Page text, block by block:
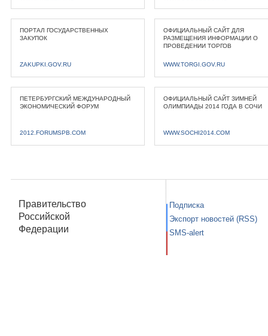
ПОРТАЛ ГОСУДАРСТВЕННЫХ
ЗАКУПОК
ZAKUPKI.GOV.RU
ОФИЦИАЛЬНЫЙ САЙТ ДЛЯ
РАЗМЕЩЕНИЯ ИНФОРМАЦИИ О
ПРОВЕДЕНИИ ТОРГОВ
WWW.TORGI.GOV.RU
ПЕТЕРБУРГСКИЙ МЕЖДУНАРОДНЫЙ
ЭКОНОМИЧЕСКИЙ ФОРУМ
2012.FORUMSPB.COM
ОФИЦИАЛЬНЫЙ САЙТ ЗИМНЕЙ
ОЛИМПИАДЫ 2014 ГОДА В СОЧИ
WWW.SOCHI2014.COM
Правительство
Российской
Федерации
Подписка
Экспорт новостей (RSS)
SMS-alert